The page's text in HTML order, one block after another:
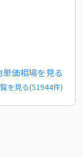
価相場を見る
を見る(51944件)